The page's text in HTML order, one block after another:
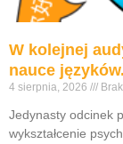
W kolejnej
nauce
4 sierpnia, 2026
Jedynasty odcinek
wykształcenie